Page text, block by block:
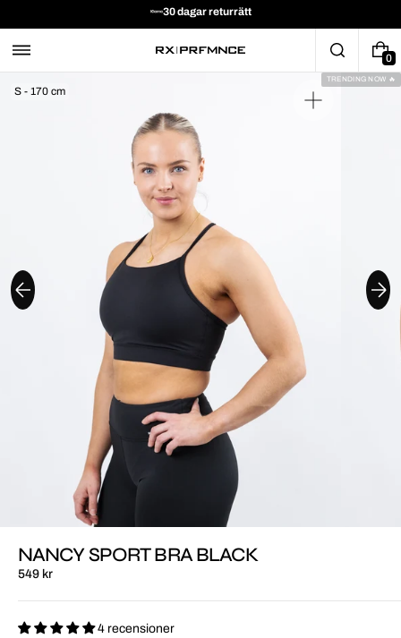
30 dagar returrätt
0
TRENDING NOW 🔥
S - 170 cm
NANCY SPORT BRA BLACK
549 kr
4 recensioner